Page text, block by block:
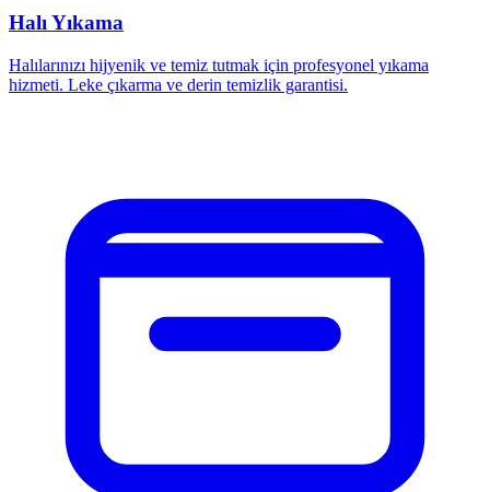
Halı Yıkama
Halılarınızı hijyenik ve temiz tutmak için profesyonel yıkama
hizmeti. Leke çıkarma ve derin temizlik garantisi.